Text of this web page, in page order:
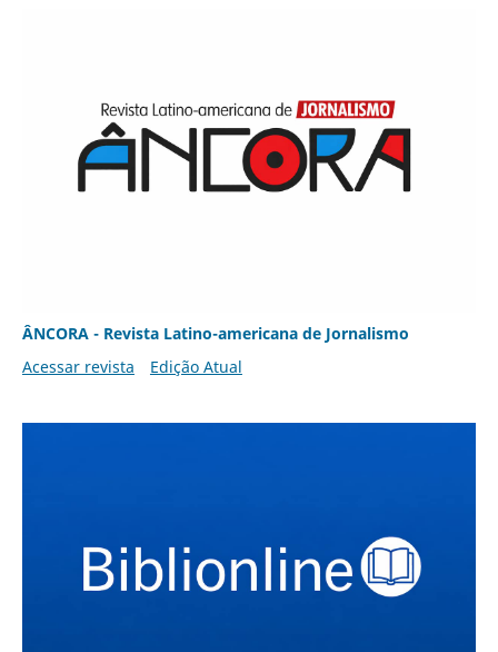
ÂNCORA - Revista Latino-americana de Jornalismo
Acessar revista
Edição Atual